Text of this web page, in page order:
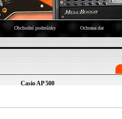
Obchodní podmínky Ochrana dat
Casio AP 500